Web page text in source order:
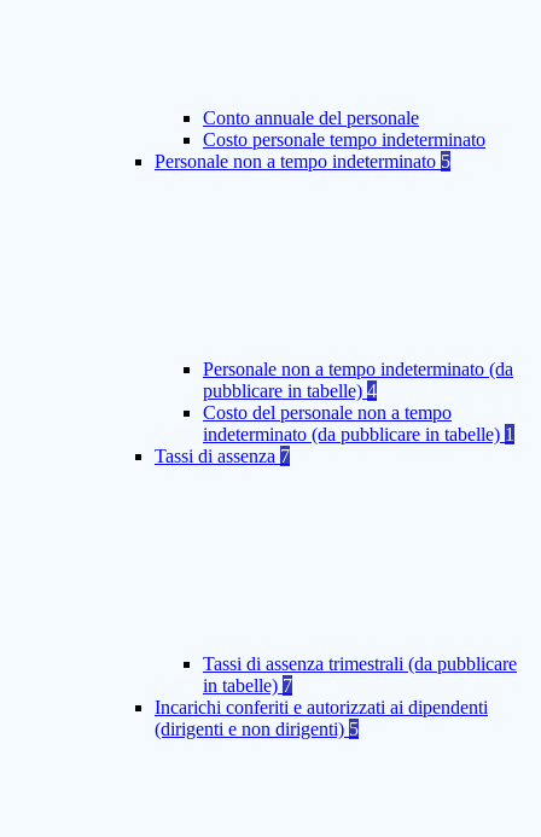
Conto annuale del personale
Costo personale tempo indeterminato
Personale non a tempo indeterminato 5
Personale non a tempo indeterminato (da
pubblicare in tabelle) 4
Costo del personale non a tempo
indeterminato (da pubblicare in tabelle) 1
Tassi di assenza 7
Tassi di assenza trimestrali (da pubblicare
in tabelle) 7
Incarichi conferiti e autorizzati ai dipendenti
(dirigenti e non dirigenti) 5